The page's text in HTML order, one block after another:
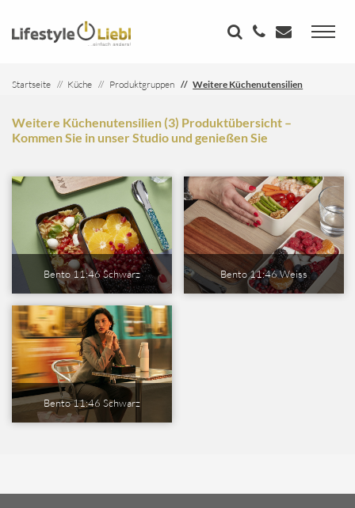
Startseite Küche Produktgruppen Weitere Küchenutensilien
Weitere Küchenutensilien (3) Produktübersicht –
Kommen Sie in unser Studio und genießen Sie
Bento 11:46 Schwarz Bento 11:46 Weiss
Bento 11:46 Schwarz